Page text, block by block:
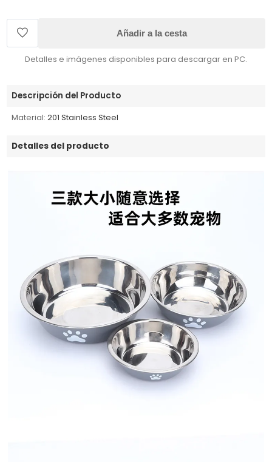
Añadir a la cesta
Detalles e imágenes disponibles para descargar en PC.
Descripción del Producto
Material: 201 Stainless Steel
Detalles del producto